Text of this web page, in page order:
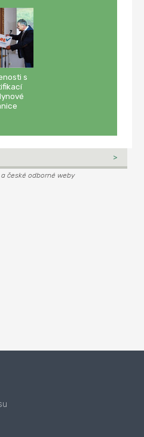
s
české odborné weby